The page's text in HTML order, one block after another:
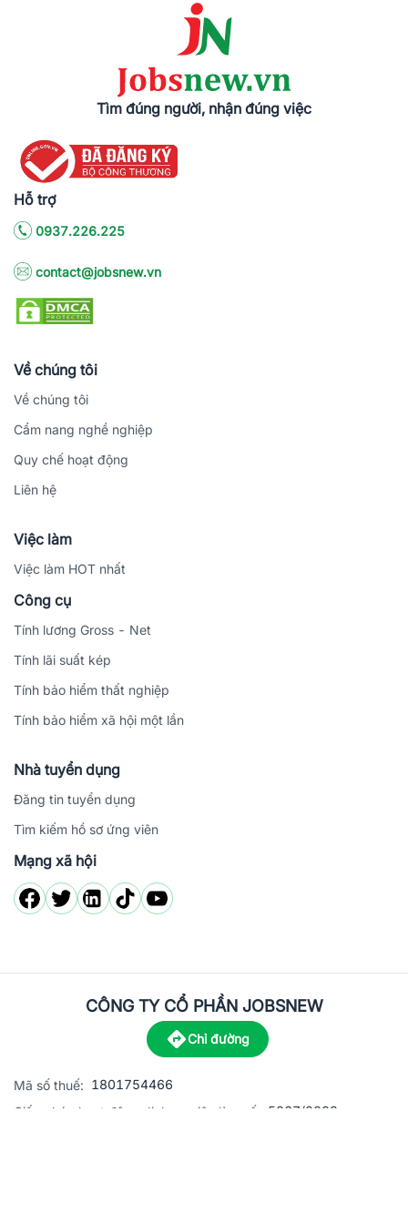
Tìm đúng người, nhận đúng việc
Hỗ trợ
0937.226.225
contact@jobsnew.vn
Về chúng tôi
Về chúng tôi
Cẩm nang nghề nghiệp
Quy chế hoạt động
Liên hệ
Việc làm
Việc làm HOT nhất
Công cụ
Tính lương Gross - Net
Tính lãi suất kép
Tính bảo hiểm thất nghiệp
Tính bảo hiểm xã hội một lần
Nhà tuyển dụng
Đăng tin tuyển dụng
Tìm kiếm hồ sơ ứng viên
Mạng xã hội
CÔNG TY CỔ PHẦN JOBSNEW
Chỉ đường
Mã số thuế: 1801754466
Giấy phép hoạt động dịch vụ việc làm số:
5867/2023